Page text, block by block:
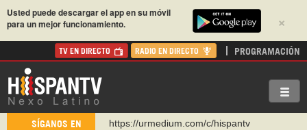
×
Usted puede descargar el app en su móvil
para un mejor funcionamiento.
TV EN DIRECTO RADIO EN DIRECTO PROGRAMACIÓN
SÍGANOS EN
https://urmedium.com/c/hispantv